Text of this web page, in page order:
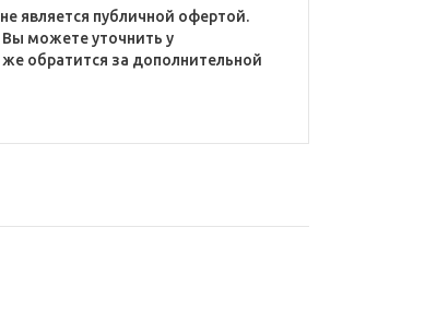
является публичной офертой.
можете уточнить у
обратится за дополнительной